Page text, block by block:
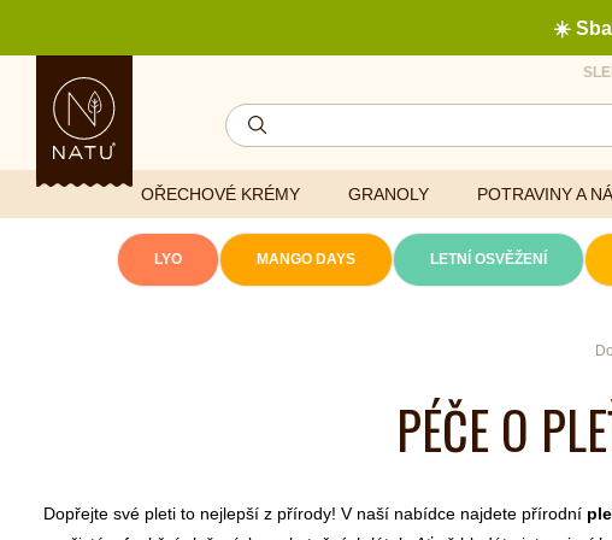
☀️
OŘECHOVÉ KRÉMY GRANOLY POTRAVINY A
Džemy
Minerály
Přírodní extrakty
LYO MANGO DAYS LETNÍ OSVĚŽENÍ
PÉČE O
Dopřejte své pleti to nejlepší z přírody! V naší nabídce najdete přírodní